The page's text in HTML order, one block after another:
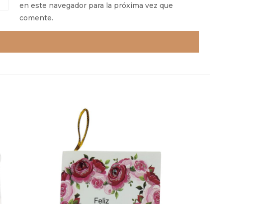
en este navegador para la próxima vez que
comente.